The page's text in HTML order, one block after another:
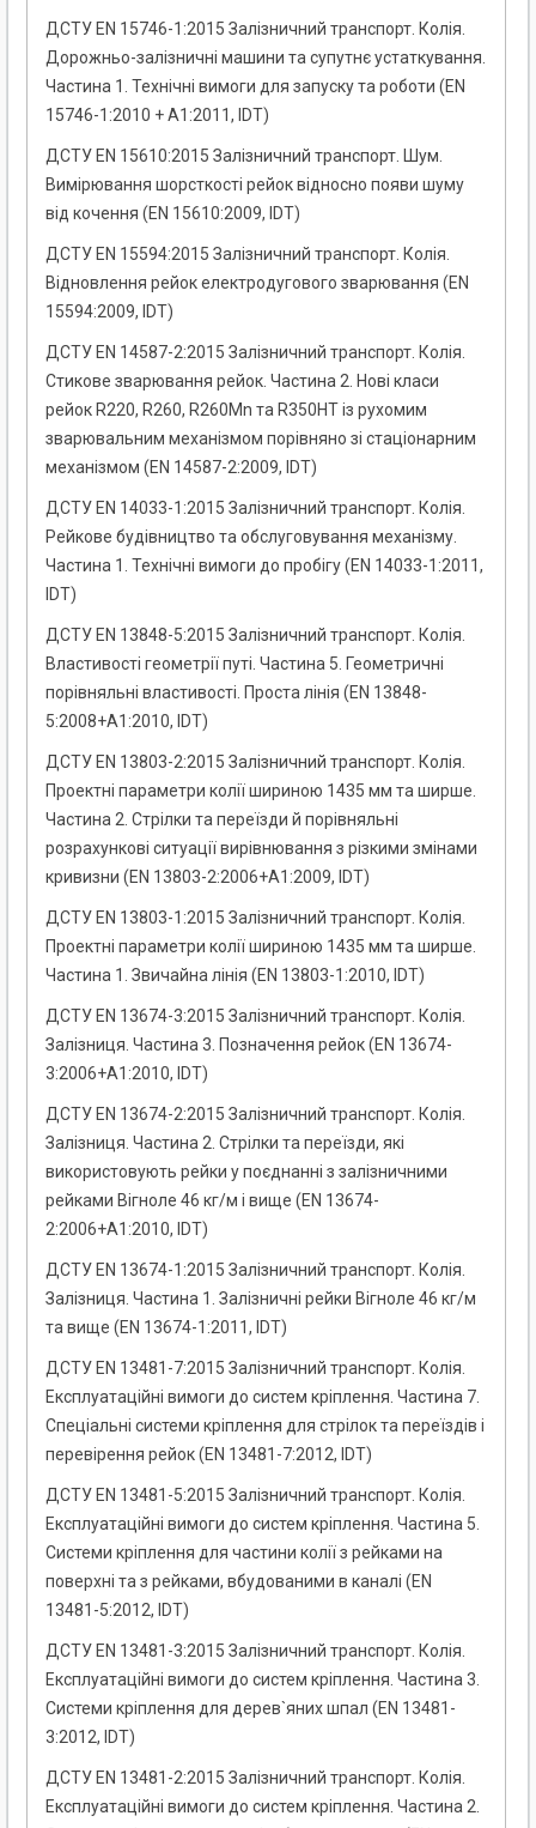
ДСТУ EN 15746-1:2015 Залізничний транспорт. Колія.
Дорожньо-залізничні машини та супутнє устаткування.
Частина 1. Технічні вимоги для запуску та роботи (EN
15746-1:2010 + A1:2011, IDT)
ДСТУ EN 15610:2015 Залізничний транспорт. Шум.
Вимірювання шорсткості рейок відносно появи шуму
від кочення (EN 15610:2009, IDT)
ДСТУ EN 15594:2015 Залізничний транспорт. Колія.
Відновлення рейок електродугового зварювання (EN
15594:2009, IDT)
ДСТУ EN 14587-2:2015 Залізничний транспорт. Колія.
Стикове зварювання рейок. Частина 2. Нові класи
рейок R220, R260, R260Mn та R350HT із рухомим
зварювальним механізмом порівняно зі стаціонарним
механізмом (EN 14587-2:2009, IDT)
ДСТУ EN 14033-1:2015 Залізничний транспорт. Колія.
Рейкове будівництво та обслуговування механізму.
Частина 1. Технічні вимоги до пробігу (EN 14033-1:2011,
IDT)
ДСТУ EN 13848-5:2015 Залізничний транспорт. Колія.
Властивості геометрії путі. Частина 5. Геометричні
порівняльні властивості. Проста лінія (EN 13848-
5:2008+A1:2010, IDT)
ДСТУ EN 13803-2:2015 Залізничний транспорт. Колія.
Проектні параметри колії шириною 1435 мм та ширше.
Частина 2. Стрілки та переїзди й порівняльні
розрахункові ситуації вирівнювання з різкими змінами
кривизни (EN 13803-2:2006+A1:2009, IDT)
ДСТУ EN 13803-1:2015 Залізничний транспорт. Колія.
Проектні параметри колії шириною 1435 мм та ширше.
Частина 1. Звичайна лінія (EN 13803-1:2010, IDT)
ДСТУ EN 13674-3:2015 Залізничний транспорт. Колія.
Залізниця. Частина 3. Позначення рейок (EN 13674-
3:2006+A1:2010, IDT)
ДСТУ EN 13674-2:2015 Залізничний транспорт. Колія.
Залізниця. Частина 2. Стрілки та переїзди, які
використовують рейки у поєднанні з залізничними
рейками Вігноле 46 кг/м і вище (EN 13674-
2:2006+A1:2010, IDT)
ДСТУ EN 13674-1:2015 Залізничний транспорт. Колія.
Залізниця. Частина 1. Залізничні рейки Вігноле 46 кг/м
та вище (EN 13674-1:2011, IDT)
ДСТУ EN 13481-7:2015 Залізничний транспорт. Колія.
Експлуатаційні вимоги до систем кріплення. Частина 7.
Спеціальні системи кріплення для стрілок та переїздів і
перевірення рейок (EN 13481-7:2012, IDT)
ДСТУ EN 13481-5:2015 Залізничний транспорт. Колія.
Експлуатаційні вимоги до систем кріплення. Частина 5.
Системи кріплення для частини колії з рейками на
поверхні та з рейками, вбудованими в каналі (EN
13481-5:2012, IDT)
ДСТУ EN 13481-3:2015 Залізничний транспорт. Колія.
Експлуатаційні вимоги до систем кріплення. Частина 3.
Системи кріплення для дерев`яних шпал (EN 13481-
3:2012, IDT)
ДСТУ EN 13481-2:2015 Залізничний транспорт. Колія.
Експлуатаційні вимоги до систем кріплення. Частина 2.